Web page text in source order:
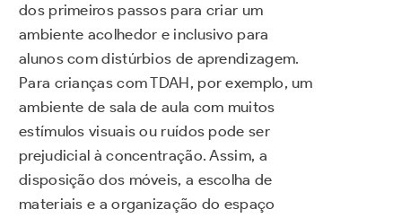
dos primeiros passos para criar um
ambiente acolhedor e inclusivo para
alunos com distúrbios de aprendizagem.
Para crianças com TDAH, por exemplo, um
ambiente de sala de aula com muitos
estímulos visuais ou ruídos pode ser
prejudicial à concentração. Assim, a
disposição dos móveis, a escolha de
materiais e a organização do espaço